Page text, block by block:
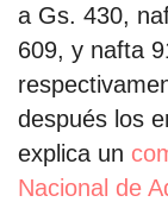
a Gs. 430,
609, y nafta
después los
explica un
Nacional de